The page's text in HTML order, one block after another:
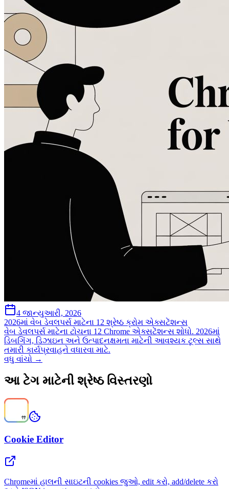
4 જાન્યુઆરી, 2026
2026માં વેબ ડેવલપર્સ માટેના 12 શ્રેષ્ઠ ક્રોમ એક્સટેંશન્સ
વેબ ડેવલપર્સ માટેના ટોચના 12 Chrome એક્સટેંશન્સ શોધો. 2026માં
ડિબગિંગ, ડિઝાઇન અને ઉત્પાદનક્ષમતા માટેની આવશ્યક ટૂલ્સ સાથે
તમારી કાર્યપ્રવાહને વધારવા માટે.
વધુ વાંચો →
આ ટેગ માટેની શ્રેષ્ઠ વિસ્તરણો
Cookie Editor
Chromeમાં હાલની સાઇટની cookies જુઓ, edit કરો, add/delete કરો